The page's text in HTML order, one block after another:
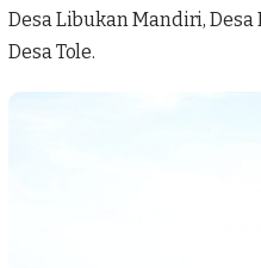
Desa Libukan Mandiri, Desa
Desa Tole.